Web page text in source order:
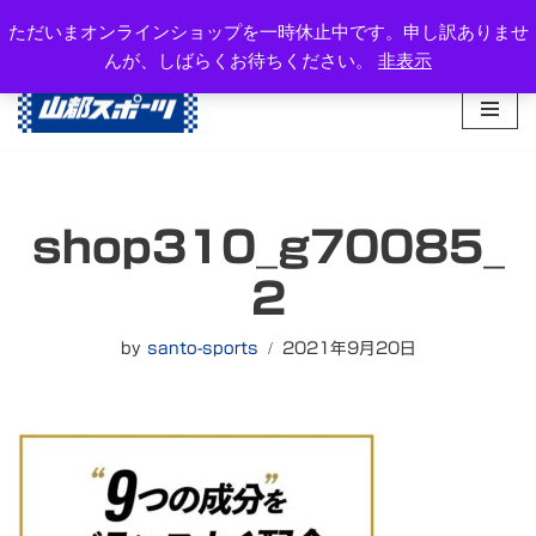
ただいまオンラインショップを一時休止中です。申し訳ありませ
んが、しばらくお待ちください。 非表示
ン
テ
ス
キ
岐阜県高山市西之一色町3-1081-2
TEL：0577-34-3434
shop310_g70085_
2
by santo-sports 2021年9月20日